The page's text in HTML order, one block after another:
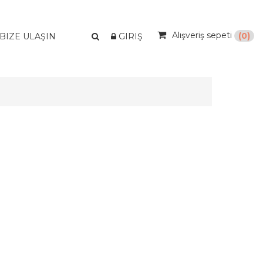
GIRIŞ Alışveriş sepeti (0)
BIZE ULAŞIN